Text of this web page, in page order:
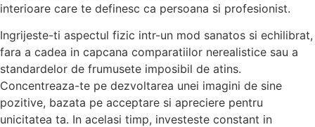
interioare care te definesc ca persoana si profesionist.
Ingrijeste-ti aspectul fizic intr-un mod sanatos si echilibrat,
fara a cadea in capcana comparatiilor nerealistice sau a
standardelor de frumusete imposibil de atins.
Concentreaza-te pe dezvoltarea unei imagini de sine
pozitive, bazata pe acceptare si apreciere pentru
unicitatea ta. In acelasi timp, investeste constant in